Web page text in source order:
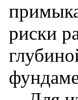
риски